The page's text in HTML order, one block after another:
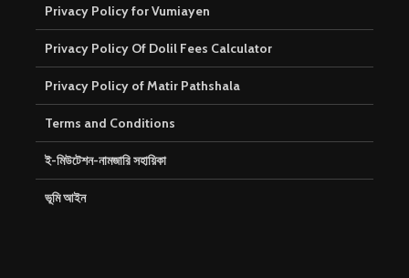
Privacy Policy for Vumiayen
Privacy Policy Of Dolil Fees Calculator
Privacy Policy of Matir Pathshala
Terms and Conditions
ই-মিউটেশন-নামজারি সহায়িকা
ভূমি আইন